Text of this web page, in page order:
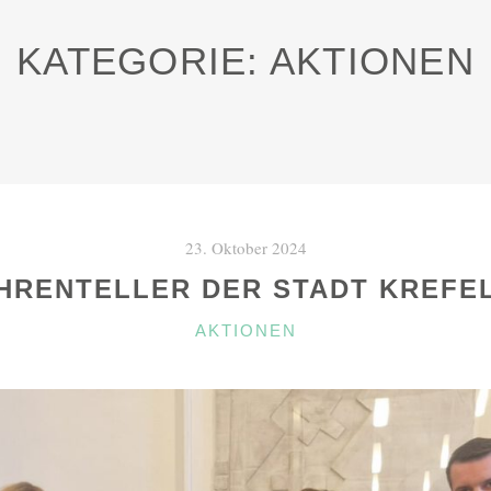
KATEGORIE: AKTIONEN
23. Oktober 2024
DER STADT
KATEGORIEN
AKTIONEN